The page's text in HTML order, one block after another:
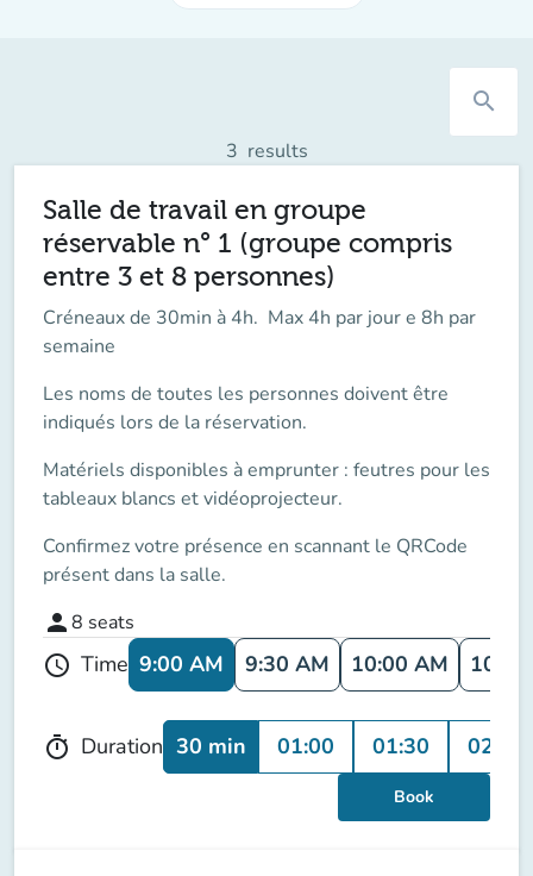
search
3 results
Salle de travail en groupe
réservable n° 1 (groupe compris
entre 3 et 8 personnes)
Créneaux de 30min à 4h. Max 4h par jour e 8h par
semaine
Les noms de toutes les personnes doivent être
indiqués lors de la réservation.
Matériels disponibles à emprunter : feutres pour les
tableaux blancs et vidéoprojecteur.
Confirmez votre présence en scannant le QRCode
présent dans la salle.
person8 seats
schedule Time 9:00 AM 9:30 AM 10:00 AM
timer Duration 30 min 01:00 01:30 02:00
Book